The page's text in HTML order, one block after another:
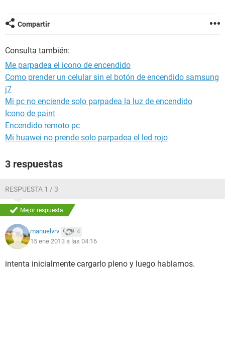
Compartir
Consulta también:
Me parpadea el icono de encendido
Como prender un celular sin el botón de encendido samsung
j7
Mi pc no enciende solo parpadea la luz de encendido
Icono de paint
Encendido remoto pc
Mi huawei no prende solo parpadea el led rojo
3 respuestas
RESPUESTA 1 / 3
Mejor respuesta
manuelvrv 4
15 ene 2013 a las 04:16
intenta inicialmente cargarlo pleno y luego hablamos.